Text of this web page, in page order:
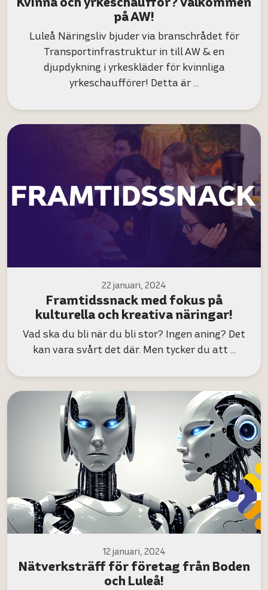
på AW!
Luleå Näringsliv bjuder via branschrådet för
Transportinfrastruktur in till AW & en
djupdykning i yrkeskläder för kvinnliga
yrkeschaufförer! Detta är …
22 januari, 2024
Framtidssnack med fokus på
kulturella och kreativa näringar!
Vad ska du bli när du bli stor? Ingen aning? Det
kan vara svårt det där. Men tycker du att …
12 januari, 2024
Nätverksträff för företag från Boden
och Luleå!